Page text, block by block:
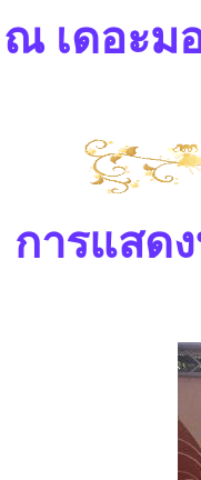
ณ เดอะม
การแสด